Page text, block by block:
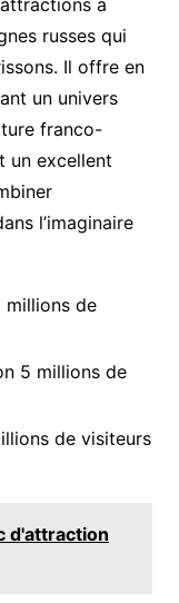
russes qui
Il offre en
un univers
franco-
un excellent
l’imaginaire
de
5 millions de
de visiteurs
d'attraction